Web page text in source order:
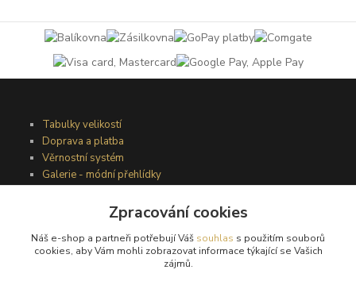
Tabulky velikostí
Doprava a platba
Věrnostní systém
Galerie - módní přehlídky
Podmínky užití webového rozhraní
Obchodní podmínky
Zpracování cookies
Náš e-shop a partneři potřebují Váš souhlas s použitím souborů
cookies, aby Vám mohli zobrazovat informace týkající se Vašich
zájmů.